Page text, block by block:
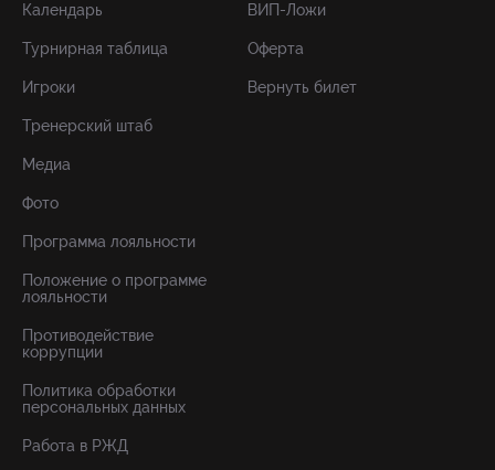
Календарь
Турнирная таблица
Игроки
Тренерский штаб
Медиа
Фото
Программа лояльности
Положение о программе
лояльности
Противодействие
коррупции
Политика обработки
персональных данных
Работа в РЖД
ВИП-Ложи
Оферта
Вернуть билет